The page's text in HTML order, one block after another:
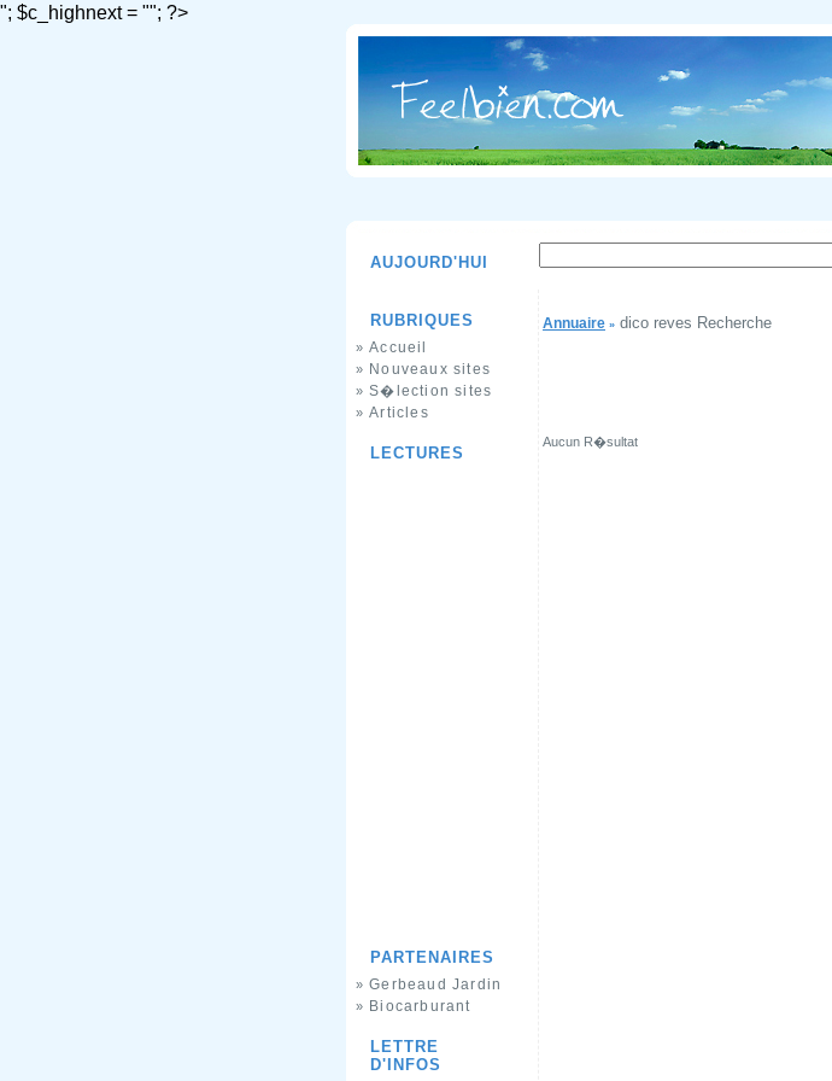
"; $c_highnext = ""; ?>
AUJOURD'HUI
RUBRIQUES
» Accueil
» Nouveaux sites
» S�lection sites
» Articles
LECTURES
PARTENAIRES
» Gerbeaud Jardin
» Biocarburant
LETTRE
D'INFOS
Annuaire » dico reves Recherche
Aucun R�sultat